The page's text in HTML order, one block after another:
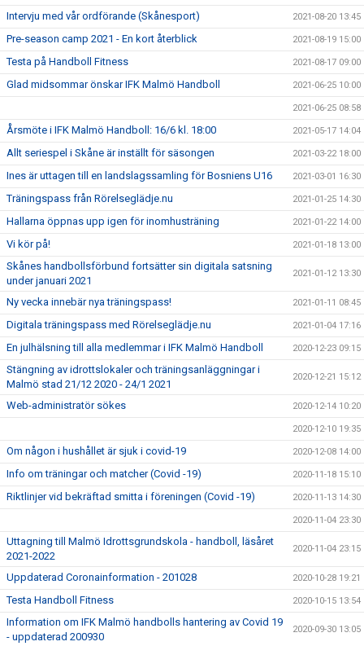
Intervju med vår ordförande (Skånesport) 2021-08-20 13:45
Pre-season camp 2021 - En kort återblick 2021-08-19 15:00
Testa på Handboll Fitness 2021-08-17 09:00
Glad midsommar önskar IFK Malmö Handboll 2021-06-25 10:00
2021-06-25 08:58
Årsmöte i IFK Malmö Handboll: 16/6 kl. 18:00 2021-05-17 14:04
Allt seriespel i Skåne är inställt för säsongen 2021-03-22 18:00
Ines är uttagen till en landslagssamling för Bosniens U16 2021-03-01 16:30
Träningspass från Rörelseglädje.nu 2021-01-25 14:30
Hallarna öppnas upp igen för inomhusträning 2021-01-22 14:00
Vi kör på! 2021-01-18 13:00
Skånes handbollsförbund fortsätter sin digitala satsning
under januari 2021
2021-01-12 13:30
Ny vecka innebär nya träningspass! 2021-01-11 08:45
Digitala träningspass med Rörelseglädje.nu 2021-01-04 17:16
En julhälsning till alla medlemmar i IFK Malmö Handboll 2020-12-23 09:15
Stängning av idrottslokaler och träningsanläggningar i
Malmö stad 21/12 2020 - 24/1 2021
2020-12-21 15:12
Web-administratör sökes 2020-12-14 10:20
2020-12-10 19:35
Om någon i hushållet är sjuk i covid-19 2020-12-08 14:00
Info om träningar och matcher (Covid -19) 2020-11-18 15:10
Riktlinjer vid bekräftad smitta i föreningen (Covid -19) 2020-11-13 14:30
2020-11-04 23:30
Uttagning till Malmö Idrottsgrundskola - handboll, läsåret
2021-2022
2020-11-04 23:15
Uppdaterad Coronainformation - 201028 2020-10-28 19:21
Testa Handboll Fitness 2020-10-15 13:54
Information om IFK Malmö handbolls hantering av Covid 19
- uppdaterad 200930
2020-09-30 13:05